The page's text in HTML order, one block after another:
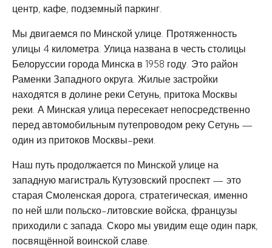
центр, кафе, подземный паркинг.
Мы двигаемся по Минской улице. Протяженность
улицы 4 километра. Улица названа в честь столицы
Белоруссии города Минска в 1958 году. Это район
Раменки Западного округа. Жилые застройки
находятся в долине реки Сетунь, притока Москвы
реки. А Минская улица пересекает непосредственно
перед автомобильным путепроводом реку Сетунь —
один из притоков Москвы-реки.
Наш путь продолжается по Минской улице на
западную магистраль Кутузовский проспект — это
старая Смоленская дорога, стратегическая, именно
по ней шли польско-литовские войска, французы
приходили с запада. Скоро мы увидим еще один парк,
посвящённой воинской славе.